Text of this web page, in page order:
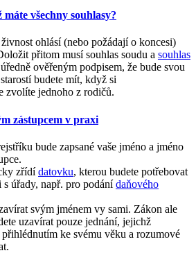
všechny souhlasy?
živnost ohlásí (nebo požádají o koncesi)
přitom musí souhlas soudu a souhlas
ověřeným podpisem, že bude svou
budete mít, když si
zvolíte jednoho z rodičů.
zástupcem v praxi
bude zapsané vaše jméno a jméno
zřídídatovku, kterou budete potřebovat
úřady, např. pro podánídaňového
svým jménem vy sami. Zákon ale
uzavírat pouze jednání, jejichž
ke svému věku a rozumové